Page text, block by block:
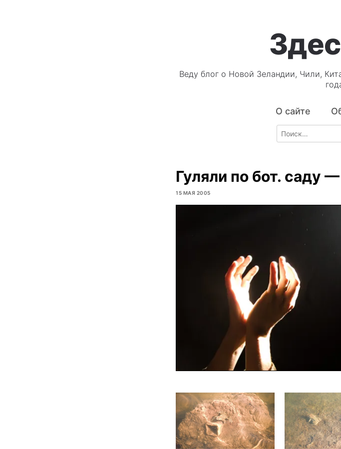
Веду блог о Новой Зеландии, Чили,
О сайте
Search
for:
Гуляли по бот. саду
15 МАЯ 2005